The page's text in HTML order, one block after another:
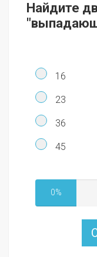
Найдите
16
23
36
45
0%